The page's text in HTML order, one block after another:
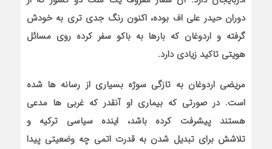
دوران حیدر علی اف بوده، اکنون رنگ جدی تری به خودش
گرفته و اردوغان که بارها به باکو سفر کرده روی مسائل
هویتی تاکید زیادی دارد.
مریضی اردوغان به تازگی سوژه بسیاری از رسانه ها شده
است. در صورتی که بیماری او آنقدر که غربی ها مدعی
هستند پیشرفت کرده باشد، اینده سیاسی ترکیه و
تلاشش برای تبدیل شدن به قدرت اتمی چه وضعیتی پیدا